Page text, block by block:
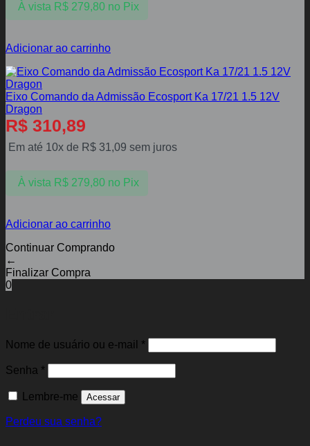
À vista R$279,80 no Pix
Adicionar ao carrinho
Eixo Comando da Admissão Ecosport Ka 17/21 1.5 12V
Dragon
R$ 310,89
Em até 10x de R$ 31,09 sem juros
À vista R$279,80 no Pix
Adicionar ao carrinho
Continuar Comprando
←
Finalizar Compra
0
Nome de usuário ou e-mail *Obrigatório
Senha *Obrigatório
Lembre-me Acessar
Perdeu sua senha?